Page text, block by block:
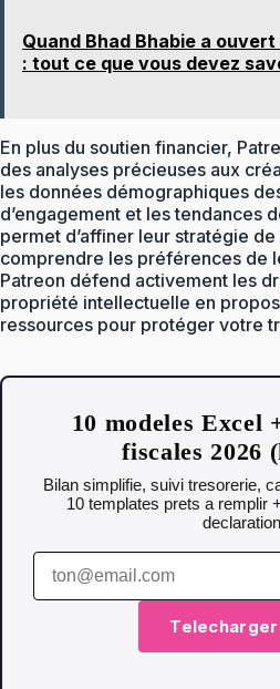
Quand Bhad Bhabie a
: tout ce que vous devez
En plus du soutien financier,
des analyses précieuses aux
les données démographiques
d’engagement et les tendances
permet d’affiner leur stratégie
comprendre les préférences de
Patreon défend activement les
propriété intellectuelle en
ressources pour protéger votre
10 modeles Excel
fiscales 2026
Bilan simplifie, suivi tresorerie,
10 templates prets a remplir